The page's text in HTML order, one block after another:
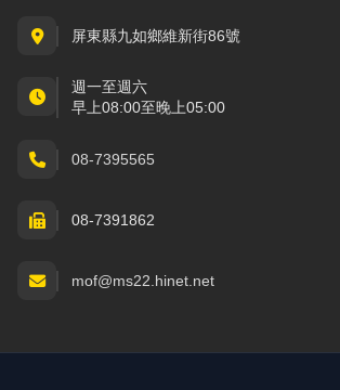
屏東縣九如鄉維新街86號
週一至週六
早上08:00至晚上05:00
08-7395565
08-7391862
mof@ms22.hinet.net